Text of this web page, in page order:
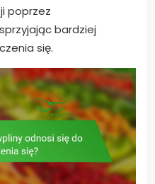
poprzez
bardziej
się.